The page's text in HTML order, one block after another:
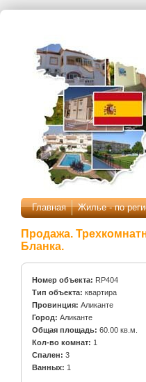
Перейти к основному содержанию
Главная Жилье - по
Продажа.
Бланка.
Номер объекта: RP404
Тип объекта: квартира
Провинция: Аликанте
Город: Аликанте
Общая площадь: 60.00 кв.м.
Кол-во комнат: 1
Спален: 3
Ванных: 1